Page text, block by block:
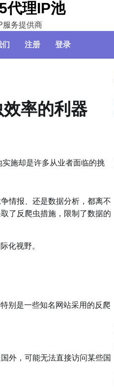
代理IP池
服务提供商
注册 登录
率的利器
施却是许多从业者面临的挑
情报、还是数据分析，都离不
了反爬虫措施，限制了数据的
化视野。
别是一些知名网站采用的反爬
外，可能无法直接访问某些国